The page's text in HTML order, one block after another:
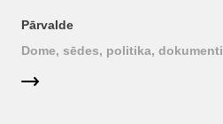
Pārvalde
Dome, sēdes, politika, dokumenti